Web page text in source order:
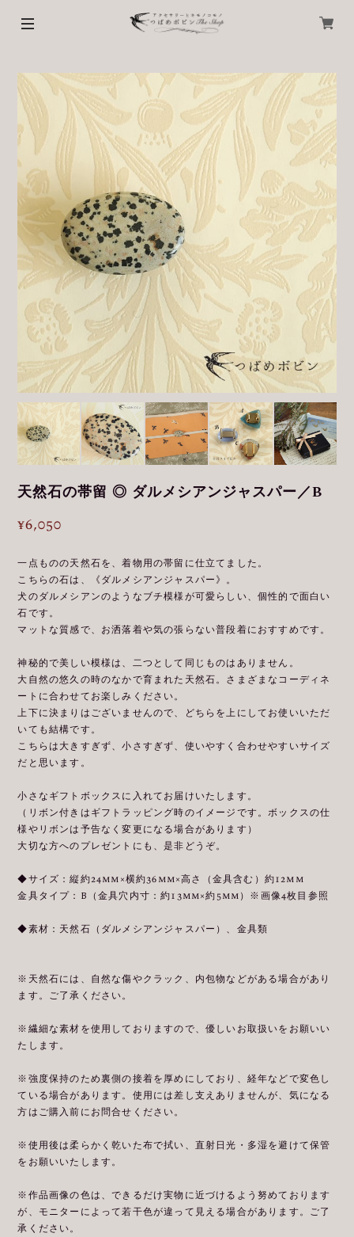
天然石の帯留 ◎ ダルメシアンジャスパー／B
¥6,050
一点ものの天然石を、着物用の帯留に仕立てました。
こちらの石は、《ダルメシアンジャスパー》。
犬のダルメシアンのようなブチ模様が可愛らしい、個性的で面白い
石です。
マットな質感で、お洒落着や気の張らない普段着におすすめです。
神秘的で美しい模様は、二つとして同じものはありません。
大自然の悠久の時のなかで育まれた天然石。さまざまなコーディネ
ートに合わせてお楽しみください。
上下に決まりはございませんので、どちらを上にしてお使いいただ
いても結構です。
こちらは大きすぎず、小さすぎず、使いやすく合わせやすいサイズ
だと思います。
小さなギフトボックスに入れてお届けいたします。
（リボン付きはギフトラッピング時のイメージです。ボックスの仕
様やリボンは予告なく変更になる場合があります）
大切な方へのプレゼントにも、是非どうぞ。
◆サイズ：縦約24mm×横約36mm×高さ（金具含む）約12mm
金具タイプ：B（金具穴内寸：約13mm×約5mm）※画像4枚目参照
◆素材：天然石（ダルメシアンジャスパー）、金具類
※天然石には、自然な傷やクラック、内包物などがある場合があり
ます。ご了承ください。
※繊細な素材を使用しておりますので、優しいお取扱いをお願いい
たします。
※強度保持のため裏側の接着を厚めにしており、経年などで変色し
ている場合があります。使用には差し支えありませんが、気になる
方はご購入前にお問合せください。
※使用後は柔らかく乾いた布で拭い、直射日光・多湿を避けて保管
をお願いいたします。
※作品画像の色は、できるだけ実物に近づけるよう努めております
が、モニターによって若干色が違って見える場合があります。ご了
承ください。